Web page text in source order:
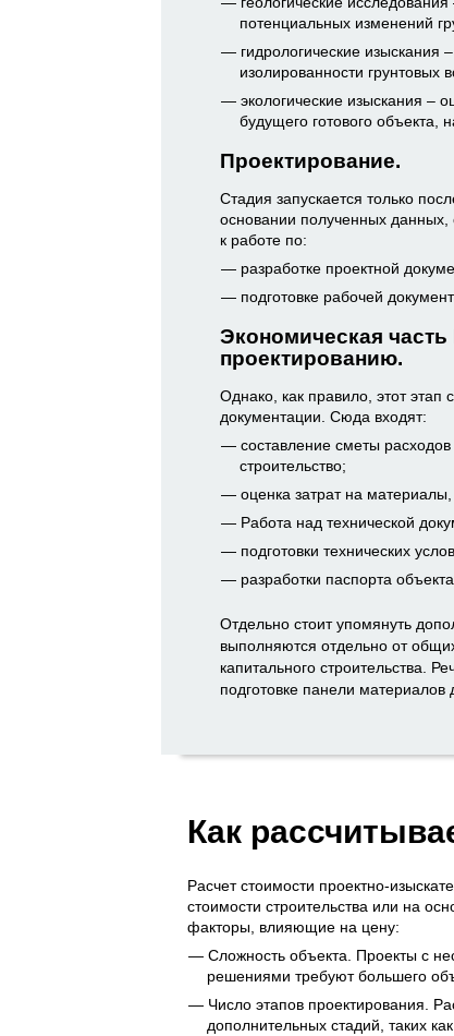
потенциальных изменений
гидрологические изыскания
изолированности грунтовых
экологические изыскания –
будущего готового объекта,
Проектирование.
Стадия запускается только
основании полученных данных,
к работе по:
разработке проектной
подготовке рабочей
Экономическая
проектированию.
Однако, как правило, этот этап
документации. Сюда входят:
составление сметы
строительство;
оценка затрат на
Работа над технической
подготовки технических
разработки паспорта
Отдельно стоит упомянуть
выполняются отдельно от
капитального строительства.
подготовке панели материалов
Как
Расчет стоимости проектно-
стоимости строительства или на
факторы, влияющие на цену:
Сложность объекта. Проекты с
решениями требуют большего
Число этапов проектирования.
дополнительных стадий, таких